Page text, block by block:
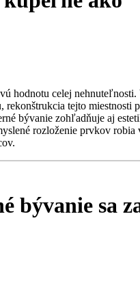
hodnotu celej
rekonštrukcia tejto miestnosti
bývanie zohľadňuje aj
rozloženie prvkov
bývanie sa